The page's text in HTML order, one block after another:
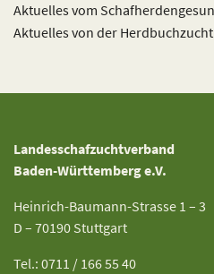
Aktuelles vom
Aktuelles von der Herdbuchzucht
Landesschafzuchtverband
Baden-Württemberg e.V.
Heinrich-Baumann-Strasse 1 – 3
D – 70190 Stuttgart
Tel.: 0711 / 166 55 40